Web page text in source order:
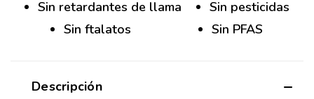
Sin retardantes de llama
Sin pesticidas
Sin ftalatos
Sin PFAS
Descripción